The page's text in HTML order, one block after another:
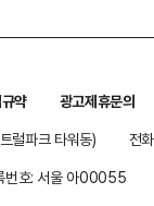
약
광고제휴문의
럴파크 타워동)
전
번호: 서울 아00055